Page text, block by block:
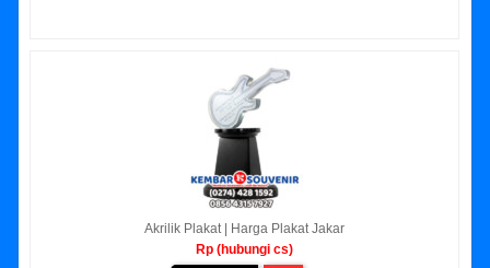
Akrilik Plakat | Harga Plakat Jakar
Rp (hubungi cs)